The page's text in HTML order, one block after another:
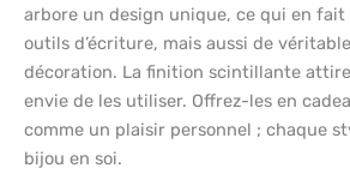
arbore un design unique, ce qui en fait
outils d’écriture, mais aussi de
décoration. La finition scintillante
envie de les utiliser. Offrez-les en
comme un plaisir personnel ; chaque
bijou en soi.